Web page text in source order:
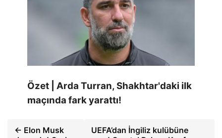
Özet | Arda Turran, Shakhtar'daki ilk
maçında fark yarattı!
← Elon Musk
UEFA’dan İngiliz kulübüne